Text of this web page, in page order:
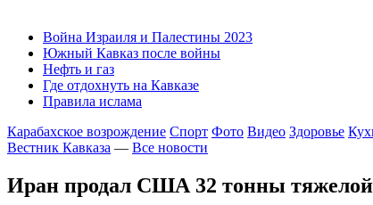
Война Израиля и Палестины 2023
Южный Кавказ после войны
Нефть и газ
Где отдохнуть на Кавказе
Правила ислама
Карабахское возрождение Спорт Фото Видео Здоровье
Вестник Кавказа — Все новости
Иран продал США 32 тонны